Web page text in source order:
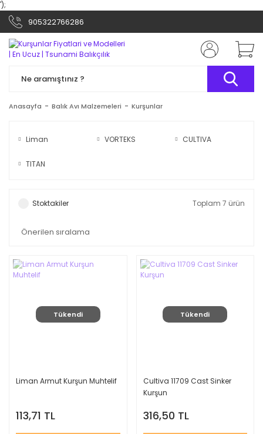
');
905322766286
Anasayfa Balık Avı Malzemeleri Kurşunlar
Liman VORTEKS CULTIVA
TITAN
Stoktakiler Toplam 7 ürün
Tükendi
Liman Armut Kurşun Muhtelif
113,71 TL
Tükendi
Cultiva 11709 Cast Sinker
Kurşun
316,50 TL